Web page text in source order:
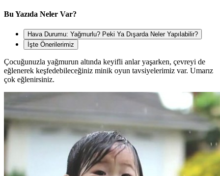
Bu Yazıda Neler Var?
Hava Durumu: Yağmurlu? Peki Ya Dışarda Neler Yapılabilir?
İşte Önerilerimiz
Çocuğunuzla yağmurun altında keyifli anlar yaşarken, çevreyi de
eğlenerek keşfedebileceğiniz minik oyun tavsiyelerimiz var. Umarız
çok eğlenirsiniz.